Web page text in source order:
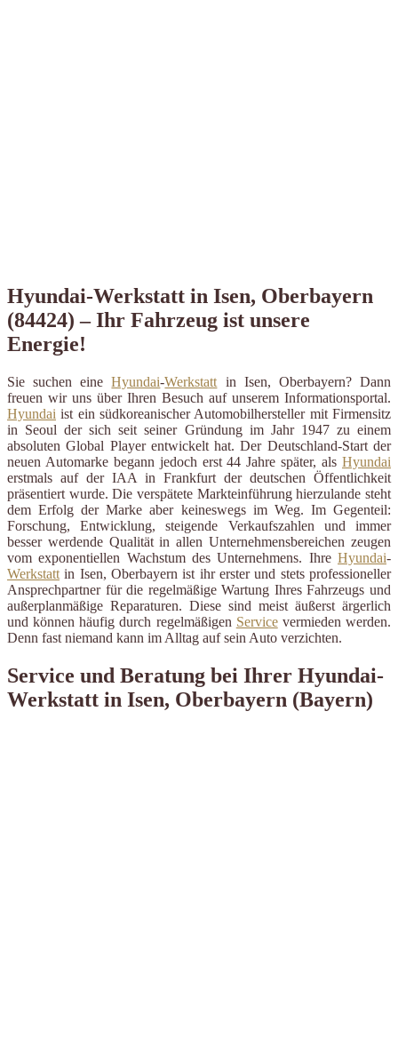
Hyundai-Werkstatt in Isen, Oberbayern
(84424) – Ihr Fahrzeug ist unsere
Energie!
Sie suchen eineHyundai-Werkstatt in Isen, Oberbayern? Dann
freuen wir uns über Ihren Besuch auf unserem Informationsportal.
Hyundai ist ein südkoreanischer Automobilhersteller mit Firmensitz
in Seoul der sich seit seiner Gründung im Jahr 1947 zu einem
absoluten Global Player entwickelt hat. Der Deutschland-Start der
neuen Automarke begann jedoch erst 44 Jahre später, als Hyundai
erstmals auf der IAA in Frankfurt der deutschen Öffentlichkeit
präsentiert wurde. Die verspätete Markteinführung hierzulande steht
dem Erfolg der Marke aber keineswegs im Weg. Im Gegenteil:
Forschung, Entwicklung, steigende Verkaufszahlen und immer
besser werdende Qualität in allen Unternehmensbereichen zeugen
vom exponentiellen Wachstum des Unternehmens. Ihre Hyundai-
Werkstatt in Isen, Oberbayern ist ihr erster und stets professioneller
Ansprechpartner für die regelmäßige Wartung Ihres Fahrzeugs und
außerplanmäßige Reparaturen. Diese sind meist äußerst ärgerlich
und können häufig durch regelmäßigen Servicevermieden werden.
Denn fast niemand kann im Alltag auf sein Auto verzichten.
Service und Beratung bei Ihrer Hyundai-
Werkstatt in Isen, Oberbayern (Bayern)